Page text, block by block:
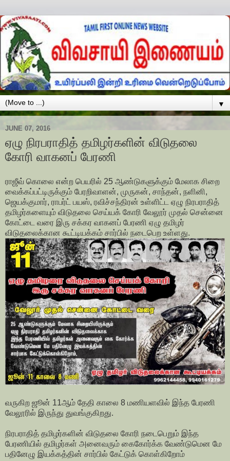
▼
JUNE 07, 2016
ஏழு நிரபராதித் தமிழர்களின் விடுதலை
கோரி வாகனப் பேரணி
ராஜீவ் கொலை என்ற பெயரில் 25 ஆண்டுகளுக்கும் மேலாக சிறை
வைக்கப்பட்டிருக்கும் பேரறிவாளன், முருகன், சாந்தன், நளினி,
ஜெயக்குமார், ராபர்ட் பயஸ், ரவிச்சந்திரன் உள்ளிட்ட ஏழு நிரபராதித்
தமிழர்களையும் விடுதலை செய்யக் கோரி வேலூர் முதல் சென்னை
கோட்டை வரை இரு சக்கர வாகனப் பேரணி ஏழு தமிழர்
விடுதலைக்கான கூட்டியக்கம் சார்பில் நடைபெற உள்ளது.
வருகிற ஜூன் 11ஆம் தேதி காலை 8 மணியளவில் இந்த பேரணி
வேலூரில் இருந்து துவங்குகிறது.
நிரபராதித் தமிழர்களின் விடுதலை கோரி நடைபெறும் இந்த
பேரணியில் தமிழர்கள் அனைவரும் கைகோர்க்க வேண்டுமென மே
பதினேழு இயக்கத்தின் சார்பில் கேட்டுக் கொள்கிறோம்